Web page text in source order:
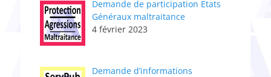
Demande de participation Etats
Généraux maltraitance
4 février 2023
​Demande d’informations